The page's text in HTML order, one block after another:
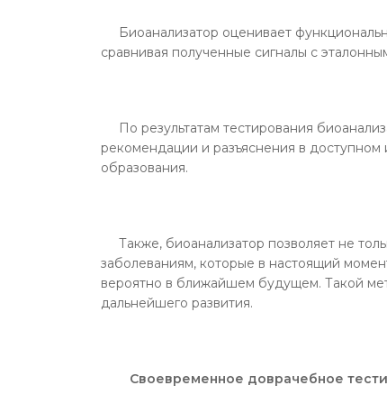
Биоанализатор оценивает
сравнивая полученные сигналы с
По результатам тестирования
рекомендации и разъяснения в
образования.
Также, биоанализатор позволяет не
заболеваниям, которые в настоящий
вероятно в ближайшем будущем. Такой
дальнейшего развития.
Своевременное доврачебное